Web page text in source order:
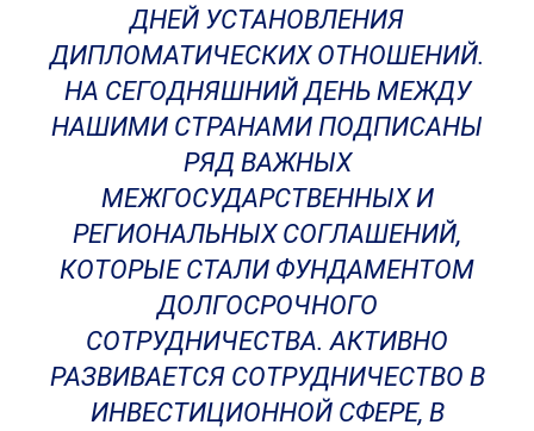
ДНЕЙ УСТАНОВЛЕНИЯ
ДИПЛОМАТИЧЕСКИХ ОТНОШЕНИЙ.
НА СЕГОДНЯШНИЙ ДЕНЬ МЕЖДУ
НАШИМИ СТРАНАМИ ПОДПИСАНЫ
РЯД ВАЖНЫХ
МЕЖГОСУДАРСТВЕННЫХ И
РЕГИОНАЛЬНЫХ СОГЛАШЕНИЙ,
КОТОРЫЕ СТАЛИ ФУНДАМЕНТОМ
ДОЛГОСРОЧНОГО
СОТРУДНИЧЕСТВА. АКТИВНО
РАЗВИВАЕТСЯ СОТРУДНИЧЕСТВО В
ИНВЕСТИЦИОННОЙ СФЕРЕ, В